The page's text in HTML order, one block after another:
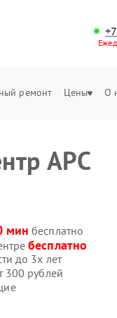
ремонт Цены О
APC
мин бесплатно
бесплатно
до 3х лет
300 рублей